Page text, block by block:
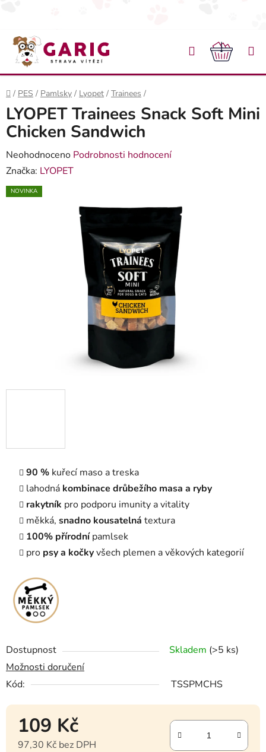
Přejít na obsah
Hledat
Domů
/ PES / Pamlsky / Lyopet / Trainees /
90 % kuřecí maso a treska
lahodná kombinace drůbežího masa a ryby
rakytník pro podporu imunity a vitality
měkká, snadno kousatelná textura
100% přírodnípamlsek
pro psy a kočkyvšech plemen a věkových kategorií
Dostupnost Skladem (>5 ks)
Možnosti doručení
Kód:
TSSPMCHS
109 Kč
97,30 Kč bez DPH
LYOPET Trainees Snack Soft Mini
Chicken Sandwich
Průměrné hodnocení produktu je 0,0 z 5 hvězdiček.
Neohodnoceno Podrobnosti hodnocení
Značka: LYOPET
NOVINKA